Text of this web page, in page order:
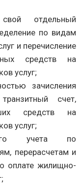
отдельный
по видам
и перечисление
средств на
услуг;
зачисления
счет,
средств на
услуг;
учета по
перерасчетам и
оплате жилищно-